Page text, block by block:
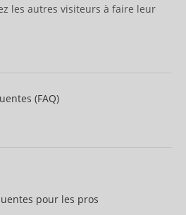
les autres visiteurs à faire leur
(FAQ)
pour les pros